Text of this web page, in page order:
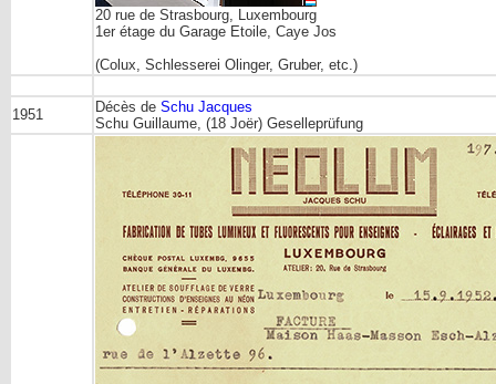
20 rue de Strasbourg, Luxembourg
1er étage du Garage Etoile, Caye Jos
(Colux, Schlesserei Olinger, Gruber, etc.)
1951 Décès de Schu Jacques
Schu Guillaume, (18 Joër) Geselleprüfung